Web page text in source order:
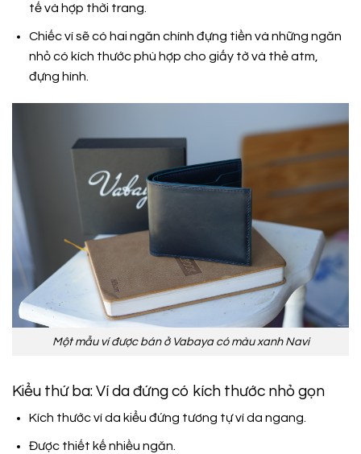
tế và hợp thời trang.
Chiếc ví sẽ có hai ngăn chính đựng tiền và những ngăn
nhỏ có kích thước phù hợp cho giấy tờ và thẻ atm,
đựng hình.
Một mẫu ví được bán ở Vabaya có màu xanh Navi
Kiểu thứ ba: Ví da đứng có kích thước nhỏ gọn
Kích thước ví da kiểu đứng tương tự ví da ngang.
Được thiết kế nhiều ngăn.